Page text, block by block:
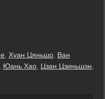
Хуан Цяньшо Ван
Юань Хао Цзан Цзиньшэн